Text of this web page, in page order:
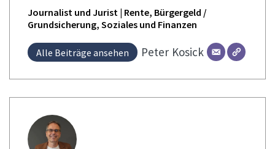
Journalist und Jurist | Rente, Bürgergeld /
Grundsicherung, Soziales und Finanzen
Alle Beiträge ansehen Peter Kosick